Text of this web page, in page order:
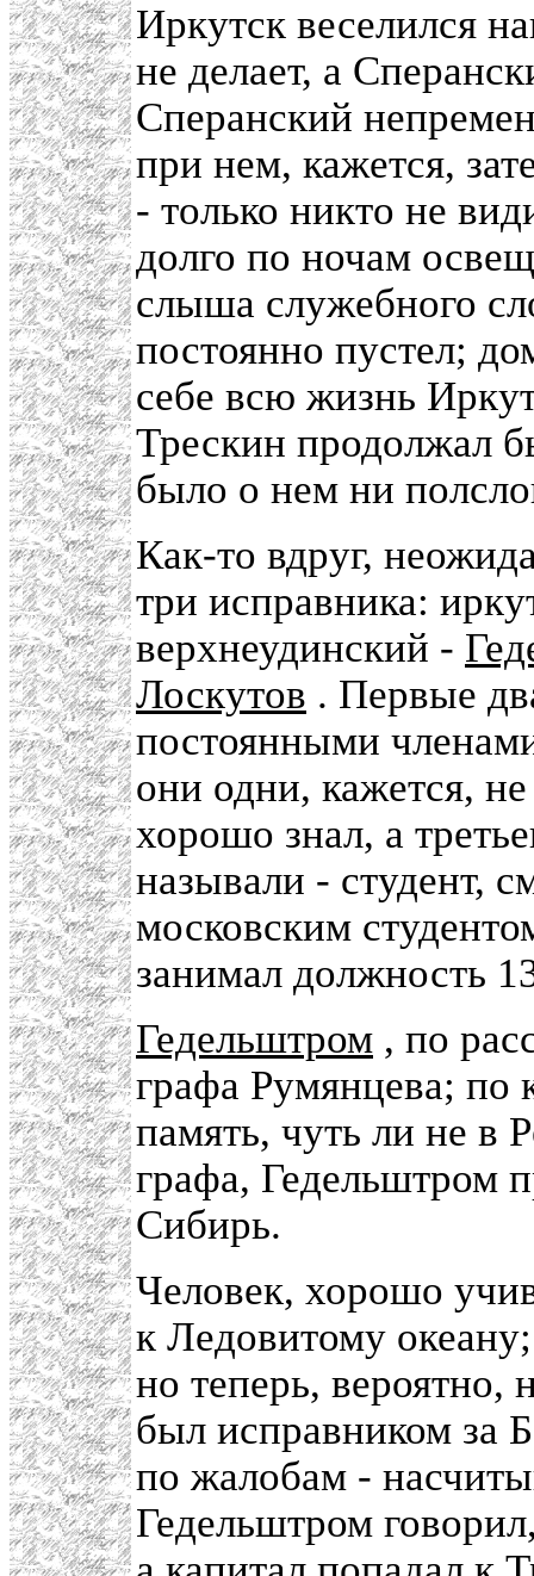
Иркутск веселился
не делает, а
Сперанский
при нем, кажется,
- только никто не
долго по ночам
слыша служебного
постоянно пустел;
себе всю жизнь
Трескин продолжал
было о нем ни
Как-то вдруг,
три исправника:
верхнеудинский -
Лоскутов . Первые
постоянными
они одни, кажется,
хорошо знал, а
называли - студент,
московским
занимал должность
Гедельштром , по
графа Румянцева; по
память, чуть ли не в
графа, Гедельштром
Сибирь.
Человек, хорошо
к Ледовитому
но теперь, вероятно,
был исправником за
по жалобам -
Гедельштром